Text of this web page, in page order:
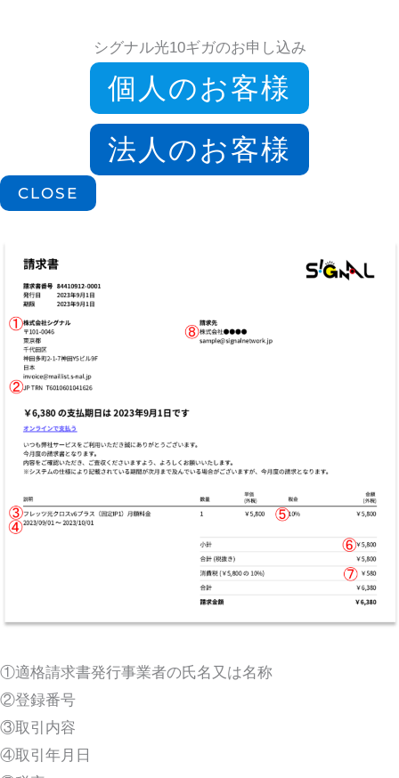
シグナル光10ギガのお申し込み
個人のお客様
法人のお客様
CLOSE
①適格請求書発行事業者の氏名又は名称
②登録番号
③取引内容
④取引年月日